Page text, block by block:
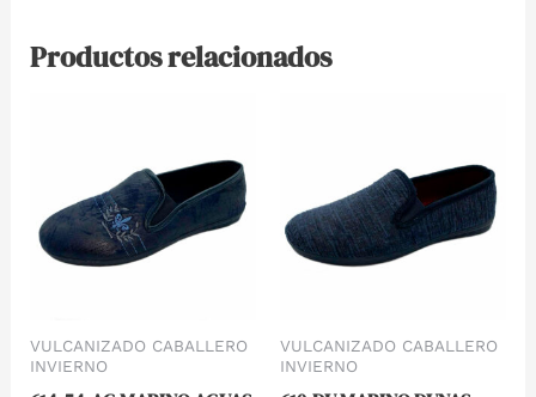
Productos relacionados
VULCANIZADO CABALLERO
INVIERNO
VULCANIZADO CABALLERO
INVIERNO